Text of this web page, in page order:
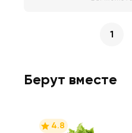
1
Берут вместе
4.8